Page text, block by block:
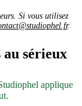
Si vous utilisez
.
sérieux
applique